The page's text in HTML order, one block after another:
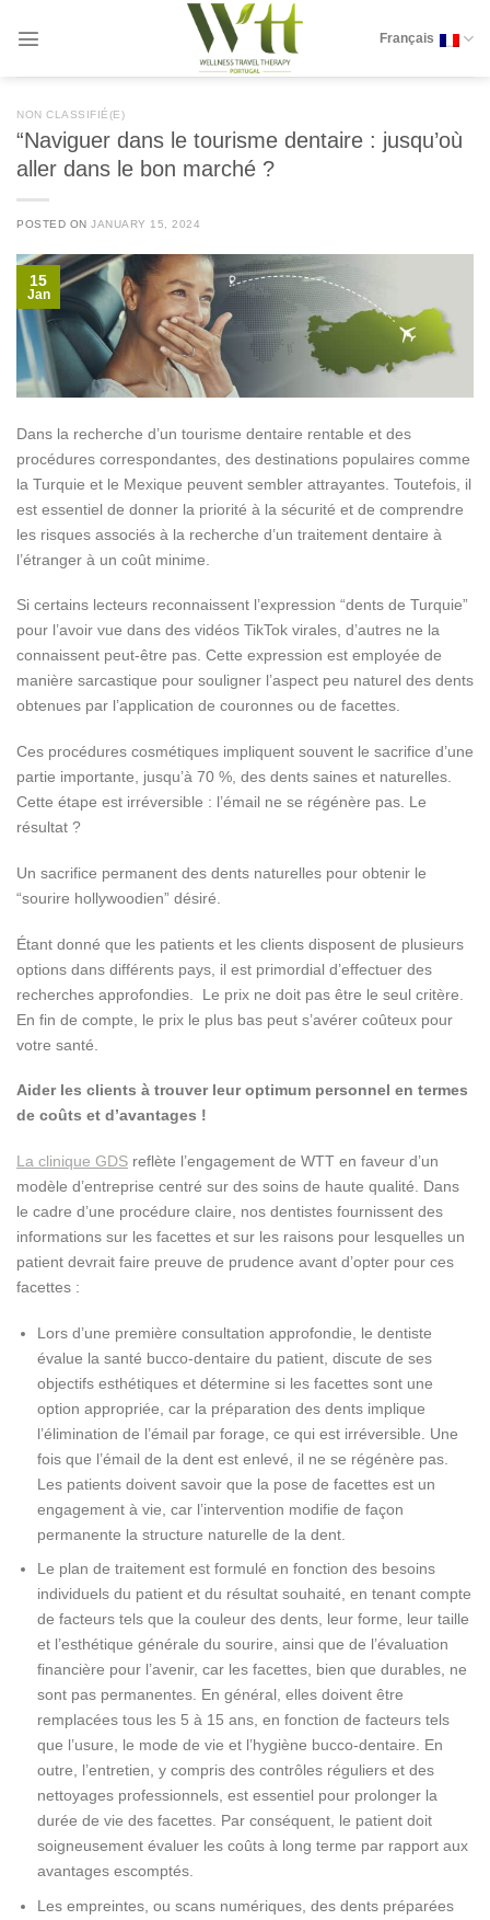
Français
NON CLASSIFIÉ(E)
“Naviguer dans le tourisme dentaire : jusqu’où
aller dans le bon marché ?
POSTED ONJANUARY 15, 2024
15
Jan
Dans la recherche d’un tourisme dentaire rentable et des
procédures correspondantes, des destinations populaires comme
la Turquie et le Mexique peuvent sembler attrayantes. Toutefois, il
est essentiel de donner la priorité à la sécurité et de comprendre
les risques associés à la recherche d’un traitement dentaire à
l’étranger à un coût minime.
Si certains lecteurs reconnaissent l’expression “dents de Turquie”
pour l’avoir vue dans des vidéos TikTok virales, d’autres ne la
connaissent peut-être pas. Cette expression est employée de
manière sarcastique pour souligner l’aspect peu naturel des dents
obtenues par l’application de couronnes ou de facettes.
Ces procédures cosmétiques impliquent souvent le sacrifice d’une
partie importante, jusqu’à 70 %, des dents saines et naturelles.
Cette étape est irréversible : l’émail ne se régénère pas. Le
résultat ?
Un sacrifice permanent des dents naturelles pour obtenir le
“sourire hollywoodien” désiré.
Étant donné que les patients et les clients disposent de plusieurs
options dans différents pays, il est primordial d’effectuer des
recherches approfondies. Le prix ne doit pas être le seul critère.
En fin de compte, le prix le plus bas peut s’avérer coûteux pour
votre santé.
Aider les clients à trouver leur optimum personnel en termes
de coûts et d’avantages !
La clinique GDS reflète l’engagement de WTT en faveur d’un
modèle d’entreprise centré sur des soins de haute qualité. Dans
le cadre d’une procédure claire, nos dentistes fournissent des
informations sur les facettes et sur les raisons pour lesquelles un
patient devrait faire preuve de prudence avant d’opter pour ces
facettes :
Lors d’une première consultation approfondie, le dentiste
évalue la santé bucco-dentaire du patient, discute de ses
objectifs esthétiques et détermine si les facettes sont une
option appropriée, car la préparation des dents implique
l’élimination de l’émail par forage, ce qui est irréversible. Une
fois que l’émail de la dent est enlevé, il ne se régénère pas.
Les patients doivent savoir que la pose de facettes est un
engagement à vie, car l’intervention modifie de façon
permanente la structure naturelle de la dent.
Le plan de traitement est formulé en fonction des besoins
individuels du patient et du résultat souhaité, en tenant compte
de facteurs tels que la couleur des dents, leur forme, leur taille
et l’esthétique générale du sourire, ainsi que de l’évaluation
financière pour l’avenir, car les facettes, bien que durables, ne
sont pas permanentes. En général, elles doivent être
remplacées tous les 5 à 15 ans, en fonction de facteurs tels
que l’usure, le mode de vie et l’hygiène bucco-dentaire. En
outre, l’entretien, y compris des contrôles réguliers et des
nettoyages professionnels, est essentiel pour prolonger la
durée de vie des facettes. Par conséquent, le patient doit
soigneusement évaluer les coûts à long terme par rapport aux
avantages escomptés.
Les empreintes, ou scans numériques, des dents préparées